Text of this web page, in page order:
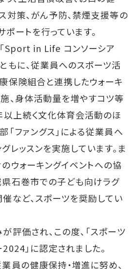
対策、がん予防、禁煙支援等の
ートを行っています。
Sport in Life コンソーシア
もに、従業員へのスポーツ活
保険組合と連携したウォーキ
、身体活動量を増やすコツ等
以上続く文化体育会活動のほ
「ファングス」による従業員へ
レッスンを実施しています。ま
ウォーキングイベントへの協
県石巻市での子ども向けラグ
など、スポーツを奨励してい
評価され、この度、「スポーツ
」に認定されました。
員の健康保持・増進に努め、